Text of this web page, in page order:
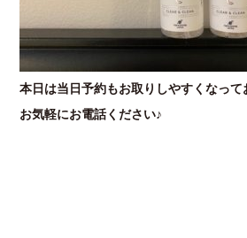
本日は当日予約もお取りしやすくなって
お気軽にお電話ください♪